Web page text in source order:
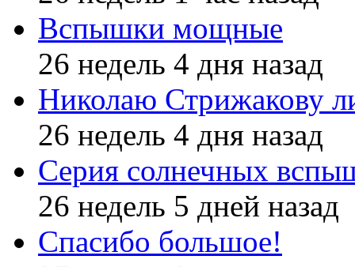
Вспышки мощные
26 недель 4 дня назад
Николаю Стрижакову
26 недель 4 дня назад
Серия солнечных
26 недель 5 дней назад
Спасибо большое!